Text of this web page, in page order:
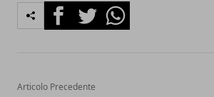
FacebookTwitterWhatsapp
Articolo Precedente